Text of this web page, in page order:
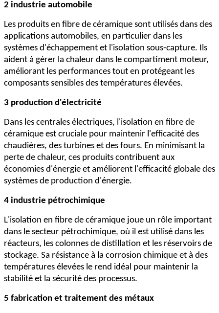
2 industrie automobile
Les produits en fibre de céramique sont utilisés dans des
applications automobiles, en particulier dans les
systèmes d'échappement et l'isolation sous-capture. Ils
aident à gérer la chaleur dans le compartiment moteur,
améliorant les performances tout en protégeant les
composants sensibles des températures élevées.
3 production d'électricité
Dans les centrales électriques, l'isolation en fibre de
céramique est cruciale pour maintenir l'efficacité des
chaudières, des turbines et des fours. En minimisant la
perte de chaleur, ces produits contribuent aux
économies d'énergie et améliorent l'efficacité globale des
systèmes de production d'énergie.
4 industrie pétrochimique
L'isolation en fibre de céramique joue un rôle important
dans le secteur pétrochimique, où il est utilisé dans les
réacteurs, les colonnes de distillation et les réservoirs de
stockage. Sa résistance à la corrosion chimique et à des
températures élevées le rend idéal pour maintenir la
stabilité et la sécurité des processus.
5 fabrication et traitement des métaux